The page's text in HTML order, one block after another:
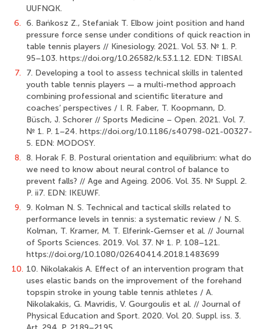
UUFNQK.
6. 6. Bańkosz Z., Stefaniak T. Elbow joint position and hand
pressure force sense under conditions of quick reaction in
table tennis players // Kinesiology. 2021. Vol. 53. № 1. P.
95–103. https://doi.org/10.26582/k.53.1.12. EDN: TIBSAI.
7.
7. Developing a tool to assess technical skills in talented
youth table tennis players — a multi-method approach
combining professional and scientific literature and
coaches’ perspectives / I. R. Faber, T. Koopmann, D.
Büsch, J. Schorer // Sports Medicine – Open. 2021. Vol. 7.
№ 1. P. 1–24. https://doi.org/10.1186/s40798-021-00327-
5. EDN: MODOSY.
8. 8. Horak F. B. Postural orientation and equilibrium: what do
we need to know about neural control of balance to
prevent falls? // Age and Ageing. 2006. Vol. 35. № Suppl. 2.
P. ii7. EDN: IKEUWF.
9. 9. Kolman N. S. Technical and tactical skills related to
performance levels in tennis: a systematic review / N. S.
Kolman, T. Kramer, M. T. Elferink-Gemser et al. // Journal
of Sports Sciences. 2019. Vol. 37. № 1. P. 108–121.
https://doi.org/10.1080/02640414.2018.1483699
10. 10. Nikolakakis A. Effect of an intervention program that
uses elastic bands on the improvement of the forehand
topspin stroke in young table tennis athletes / A.
Nikolakakis, G. Mavridis, V. Gourgoulis et al. // Journal of
Physical Education and Sport. 2020. Vol. 20. Suppl. iss. 3.